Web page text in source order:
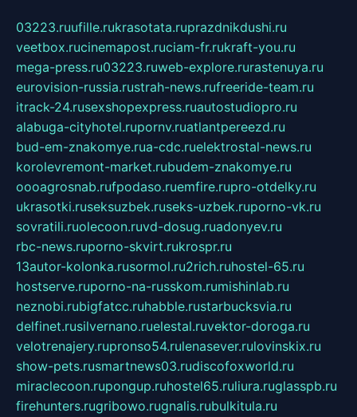
03223.ruufille.rukrasotata.ruprazdnikdushi.ru
veetbox.rucinemapost.ruciam-fr.rukraft-you.ru
mega-press.ru03223.ruweb-explore.rurastenuya.ru
eurovision-russia.rustrah-news.rufreeride-team.ru
itrack-24.rusexshopexpress.ruautostudiopro.ru
alabuga-cityhotel.rupornv.ruatlantpereezd.ru
bud-em-znakomye.rua-cdc.ruelektrostal-news.ru
korolevremont-market.rubudem-znakomye.ru
oooagrosnab.rufpodaso.ruemfire.rupro-otdelky.ru
ukrasotki.ruseksuzbek.ruseks-uzbek.ruporno-vk.ru
sovratili.ruolecoon.ruvd-dosug.ruadonyev.ru
rbc-news.ruporno-skvirt.rukrospr.ru
13autor-kolonka.rusormol.ru2rich.ruhostel-65.ru
hostserve.ruporno-na-russkom.rumishinlab.ru
neznobi.rubigfatcc.ruhabble.rustarbucksvia.ru
delfinet.rusilvernano.ruelestal.ruvektor-doroga.ru
velotrenajery.rupronso54.rulenasever.rulovinskix.ru
show-pets.rusmartnews03.rudiscofoxworld.ru
miraclecoon.rupongup.ruhostel65.ruliura.ruglasspb.ru
firehunters.rugribowo.rugnalis.rubulkitula.ru